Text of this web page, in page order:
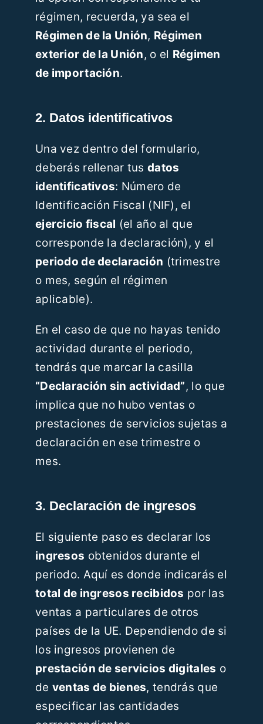
régimen, recuerda, ya sea el
Régimen de la Unión, Régimen
exterior de la Unión, o el Régimen
de importación.
2. Datos identificativos
Una vez dentro del formulario,
deberás rellenar tus datos
identificativos: Número de
Identificación Fiscal (NIF), el
ejercicio fiscal (el año al que
corresponde la declaración), y el
periodo de declaración (trimestre
o mes, según el régimen
aplicable).
En el caso de que no hayas tenido
actividad durante el periodo,
tendrás que marcar la casilla
“Declaración sin actividad”, lo que
implica que no hubo ventas o
prestaciones de servicios sujetas a
declaración en ese trimestre o
mes.
3. Declaración de ingresos
El siguiente paso es declarar los
ingresos obtenidos durante el
periodo. Aquí es donde indicarás el
total de ingresos recibidos por las
ventas a particulares de otros
países de la UE. Dependiendo de si
los ingresos provienen de
prestación de servicios digitales o
de ventas de bienes, tendrás que
especificar las cantidades